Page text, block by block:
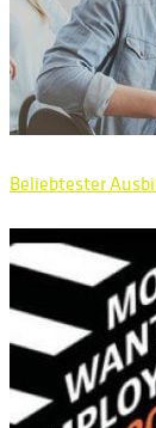
Beliebtester